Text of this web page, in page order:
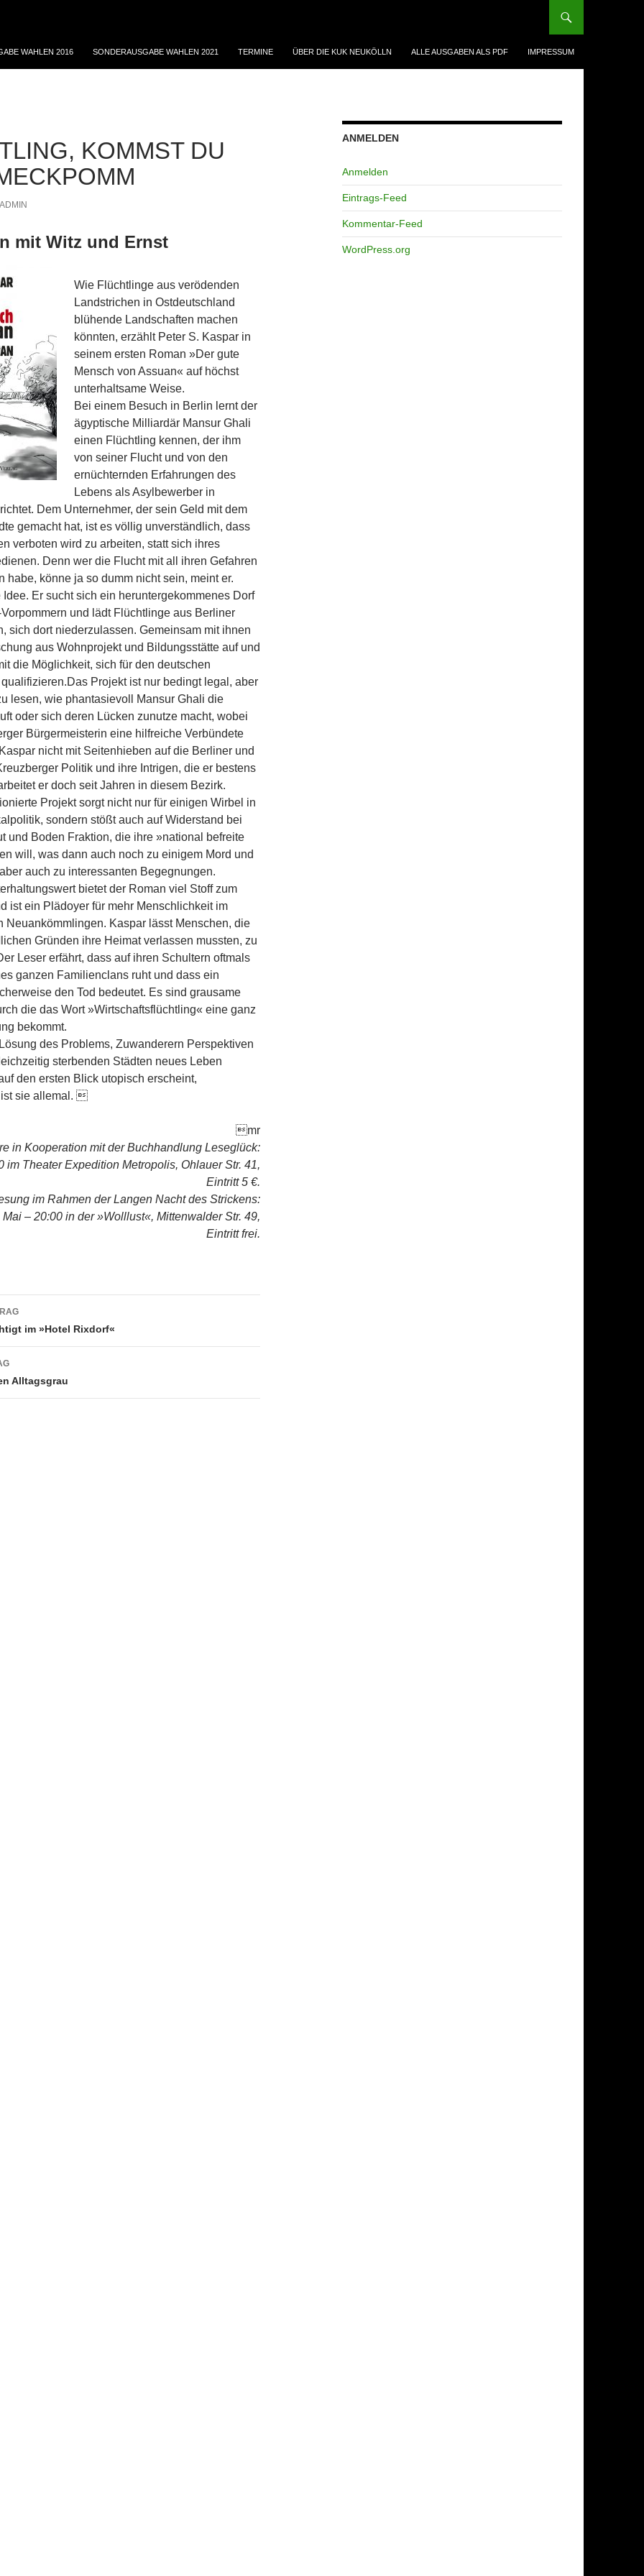
WAHLEN 2016 SONDERAUSGABE WAHLEN 2021 TERMINE ÜBER DIE KUK NEUKÖLLN ALLE AUSGABEN ALS PDF IMPRESSUM
KOMMST DU
ADMIN
mit Witz und Ernst
Wie Flüchtlinge aus verödenden
Landstrichen in Ostdeutschland
blühende Landschaften machen
könnten, erzählt Peter S. Kaspar in
seinem ersten Roman »Der gute
Mensch von Assuan« auf höchst
unterhaltsame Weise.
Bei einem Besuch in Berlin lernt der
ägyptische Milliardär Mansur Ghali
einen Flüchtling kennen, der ihm
von seiner Flucht und von den
ernüchternden Erfahrungen des
Lebens als Asylbewerber in
Dem Unternehmer, der sein Geld mit dem
gemacht hat, ist es völlig unverständlich, dass
verboten wird zu arbeiten, statt sich ihres
Denn wer die Flucht mit all ihren Gefahren
habe, könne ja so dumm nicht sein, meint er.
Er sucht sich ein heruntergekommenes Dorf
und lädt Flüchtlinge aus Berliner
sich dort niederzulassen. Gemeinsam mit ihnen
aus Wohnprojekt und Bildungsstätte auf und
die Möglichkeit, sich für den deutschen
Das Projekt ist nur bedingt legal, aber
lesen, wie phantasievoll Mansur Ghali die
oder sich deren Lücken zunutze macht, wobei
Bürgermeisterin eine hilfreiche Verbündete
nicht mit Seitenhieben auf die Berliner und
Politik und ihre Intrigen, die er bestens
er doch seit Jahren in diesem Bezirk.
Projekt sorgt nicht nur für einigen Wirbel in
sondern stößt auch auf Widerstand bei
und Boden Fraktion, die ihre »national befreite
will, was dann auch noch zu einigem Mord und
auch zu interessanten Begegnungen.
bietet der Roman viel Stoff zum
ist ein Plädoyer für mehr Menschlichkeit im
Neuankömmlingen. Kaspar lässt Menschen, die
Gründen ihre Heimat verlassen mussten, zu
Leser erfährt, dass auf ihren Schultern oftmals
ganzen Familienclans ruht und dass ein
den Tod bedeutet. Es sind grausame
die das Wort »Wirtschaftsflüchtling« eine ganz
bekommt.
des Problems, Zuwanderern Perspektiven
sterbenden Städten neues Leben
den ersten Blick utopisch erscheint,
ist sie allemal. 
mr
in Kooperation mit der Buchhandlung Leseglück:
im Theater Expedition Metropolis, Ohlauer Str. 41,
Eintritt 5 €.
im Rahmen der Langen Nacht des Strickens:
Mai – 20:00 in der »Wolllust«, Mittenwalder Str. 49,
Eintritt frei.
im »Hotel Rixdorf«
Alltagsgrau
ANMELDEN
Anmelden
Eintrags-Feed
Kommentar-Feed
WordPress.org